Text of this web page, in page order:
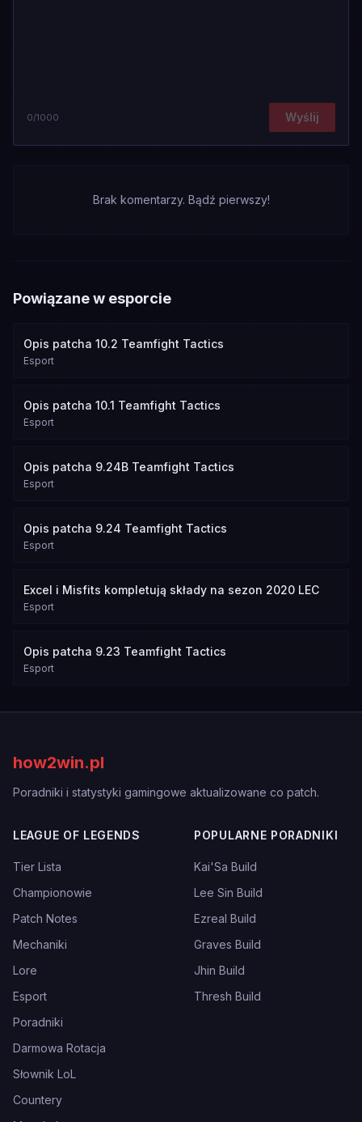
0/1000 Wyślij
Brak komentarzy. Bądź pierwszy!
Powiązane w esporcie
Opis patcha 10.2 Teamfight Tactics
Esport
Opis patcha 10.1 Teamfight Tactics
Esport
Opis patcha 9.24B Teamfight Tactics
Esport
Opis patcha 9.24 Teamfight Tactics
Esport
Excel i Misfits kompletują składy na sezon 2020 LEC
Esport
Opis patcha 9.23 Teamfight Tactics
Esport
how2win.pl
Poradniki i statystyki gamingowe aktualizowane co patch.
LEAGUE OF LEGENDS
Tier Lista
Championowie
Patch Notes
Mechaniki
Lore
Esport
Poradniki
Darmowa Rotacja
Słownik LoL
Countery
POPULARNE PORADNIKI
Kai'Sa Build
Lee Sin Build
Ezreal Build
Graves Build
Jhin Build
Thresh Build